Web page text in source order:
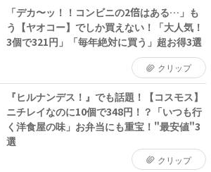
「デカ〜ッ！！コンビニの2倍はある…」も
う【ヤオコー】でしか買えない！「大人気！
3個で321円」「毎年絶対に買う」超お得3選
クリップ
『ヒルナンデス！』でも話題！【コスモス】
ニチレイなのに10個で348円！？「いつも行
く洋食屋の味」お弁当にも重宝！"最安値"3
選
クリップ